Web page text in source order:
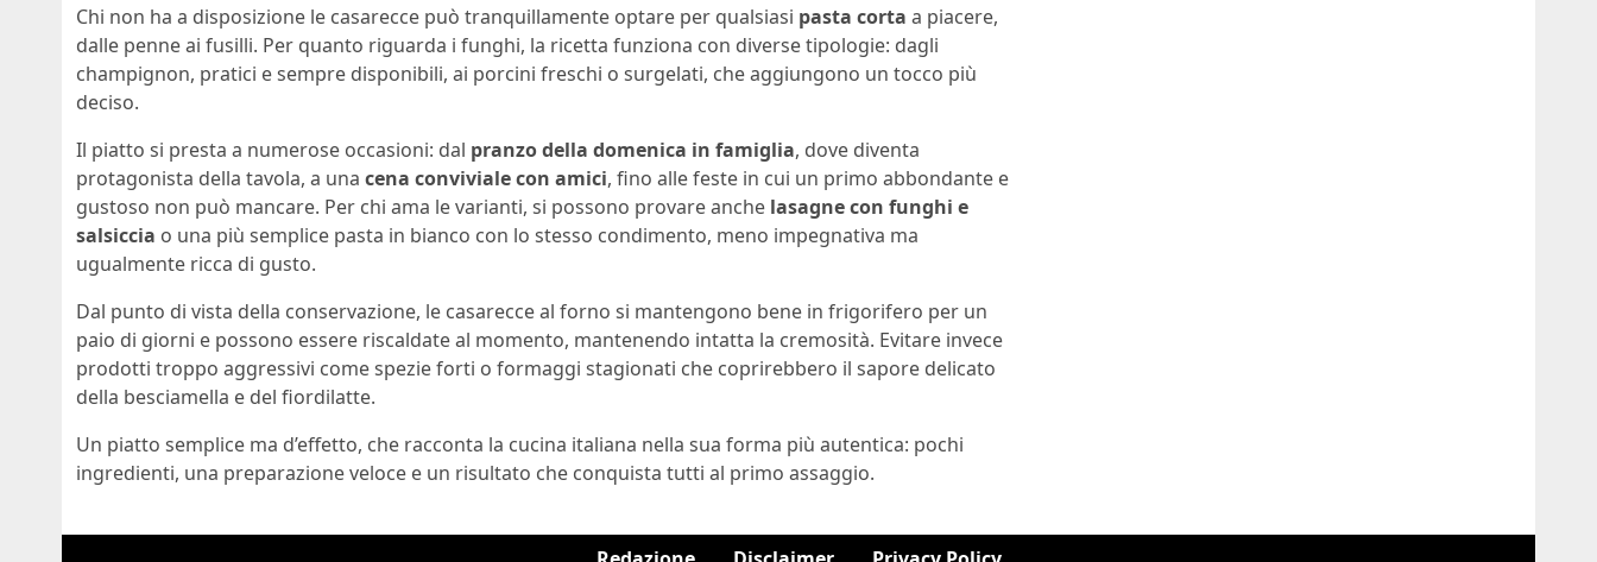
Chi non ha a disposizione le casarecce può tranquillamente optare per qualsiasi pasta corta a piacere,
dalle penne ai fusilli. Per quanto riguarda i funghi, la ricetta funziona con diverse tipologie: dagli
champignon, pratici e sempre disponibili, ai porcini freschi o surgelati, che aggiungono un tocco più
deciso.
Il piatto si presta a numerose occasioni: dal pranzo della domenica in famiglia, dove diventa
protagonista della tavola, a una cena conviviale con amici, fino alle feste in cui un primo abbondante e
gustoso non può mancare. Per chi ama le varianti, si possono provare anche lasagne con funghi e
salsiccia o una più semplice pasta in bianco con lo stesso condimento, meno impegnativa ma
ugualmente ricca di gusto.
Dal punto di vista della conservazione, le casarecce al forno si mantengono bene in frigorifero per un
paio di giorni e possono essere riscaldate al momento, mantenendo intatta la cremosità. Evitare invece
prodotti troppo aggressivi come spezie forti o formaggi stagionati che coprirebbero il sapore delicato
della besciamella e del fiordilatte.
Un piatto semplice ma d’effetto, che racconta la cucina italiana nella sua forma più autentica: pochi
ingredienti, una preparazione veloce e un risultato che conquista tutti al primo assaggio.